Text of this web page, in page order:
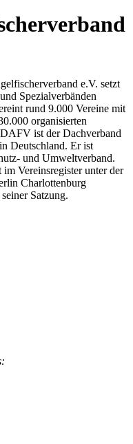
e.V. setzt
Spezialverbänden
rund 9.000 Vereine mit
organisierten
ist der Dachverband
Deutschland. Er ist
und Umweltverband.
Vereinsregister unter der
Charlottenburg
Satzung.